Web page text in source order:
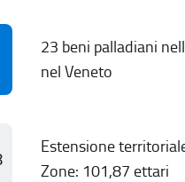
23 beni palladiani
nel Veneto
Estensione
Zone: 101,87 ettari